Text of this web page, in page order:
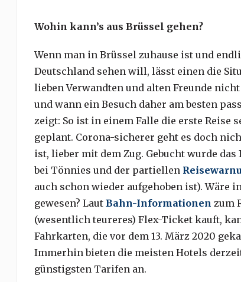
Wohin kann’s aus Brüssel gehen?
Wenn man in Brüssel zuhause ist und
Deutschland sehen will, lässt einen die
lieben Verwandten und alten Freunde
und wann ein Besuch daher am besten
zeigt: So ist in einem Falle die erste Reise
geplant. Corona-sicherer geht es doch
ist, lieber mit dem Zug. Gebucht wurde
bei Tönnies und der partiellen
auch schon wieder aufgehoben ist). Wäre
gewesen? Laut Bahn-Informationen zum
(wesentlich teureres) Flex-Ticket kauft,
Fahrkarten, die vor dem 13. März 2020
Immerhin bieten die meisten Hotels
günstigsten Tarifen an.